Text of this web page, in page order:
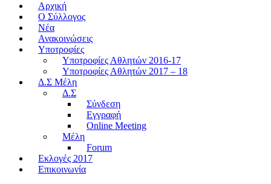
Αρχική
O Σύλλογος
Νέα
Ανακοινώσεις
Υποτροφίες
Υποτροφίες Αθλητών 2016-17
Υποτροφίες Αθλητών 2017 – 18
Δ.Σ Μέλη
Δ.Σ
Σύνδεση
Εγγραφή
Online Meeting
Μέλη
Forum
Εκλογές 2017
Επικοινωνία